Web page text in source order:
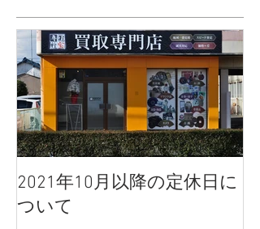
2021年10月以降の定休日に
ついて